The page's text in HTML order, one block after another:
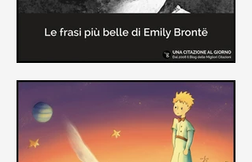
Le frasi più belle di "Cime
Tempestose" di Emily Brontë
"Cime Tempestose" rimane l'unico
romanzo scritto da Emily Brontë